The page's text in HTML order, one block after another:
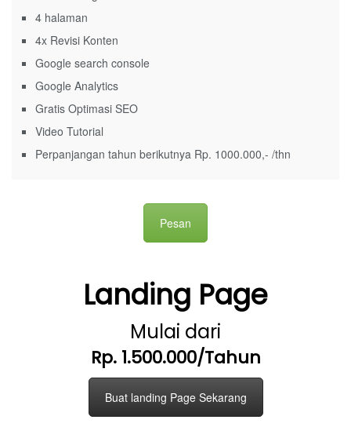
4 halaman
4x Revisi Konten
Google search console
Google Analytics
Gratis Optimasi SEO
Video Tutorial
Perpanjangan tahun berikutnya Rp. 1000.000,- /thn
Pesan
Landing Page
Mulai dari
Rp. 1.500.000/Tahun
Buat landing Page Sekarang